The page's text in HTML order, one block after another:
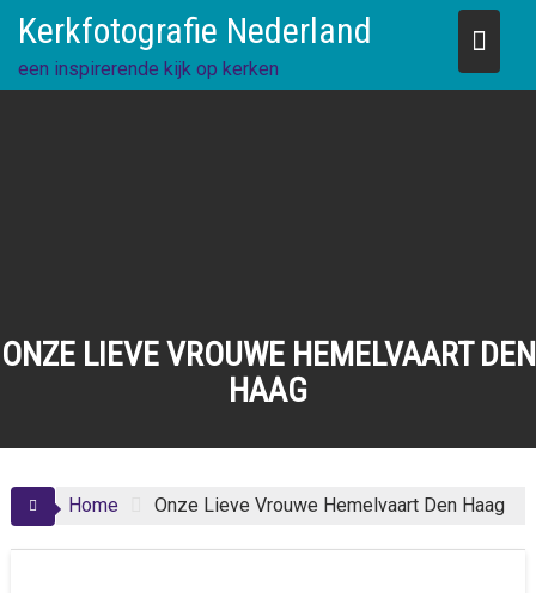
content
Kerkfotografie Nederland
een inspirerende kijk op kerken
ONZE LIEVE VROUWE HEMELVAART DEN
HAAG
Home Onze Lieve Vrouwe Hemelvaart Den Haag